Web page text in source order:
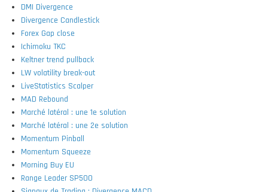
DMI Divergence
Divergence Candlestick
Forex Gap close
Ichimoku TKC
Keltner trend pullback
LW volatility break-out
LiveStatistics Scalper
MAD Rebound
Marché latéral : une 1e solution
Marché latéral : une 2e solution
Momentum Pinball
Momentum Squeeze
Morning Buy EU
Range Leader SP500